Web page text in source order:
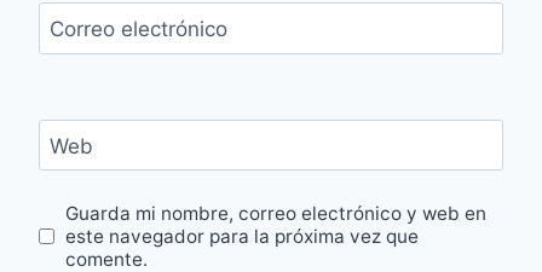
Correo electrónico
Web
Guarda mi nombre, correo electrónico y web en
este navegador para la próxima vez que
comente.